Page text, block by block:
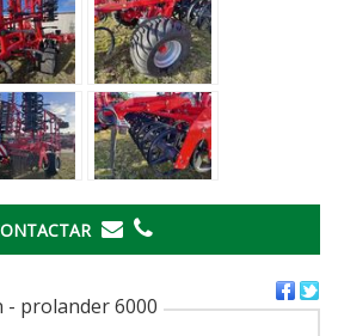
- prolander 6000